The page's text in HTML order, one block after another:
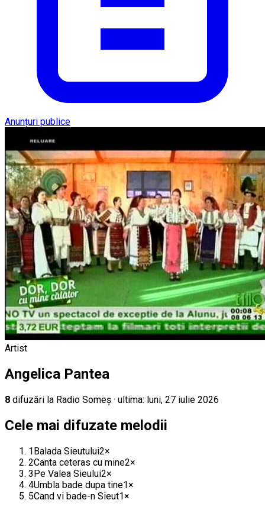
Anunțuri publice
Artist
Angelica Pantea
8 difuzări la Radio Someș · ultima: luni, 27 iulie 2026
Cele mai difuzate melodii
1Balada Sieutului2×
2Canta ceteras cu mine2×
3Pe Valea Sieului2×
4Umbla bade dupa tine1×
5Cand vi bade-n Sieut1×